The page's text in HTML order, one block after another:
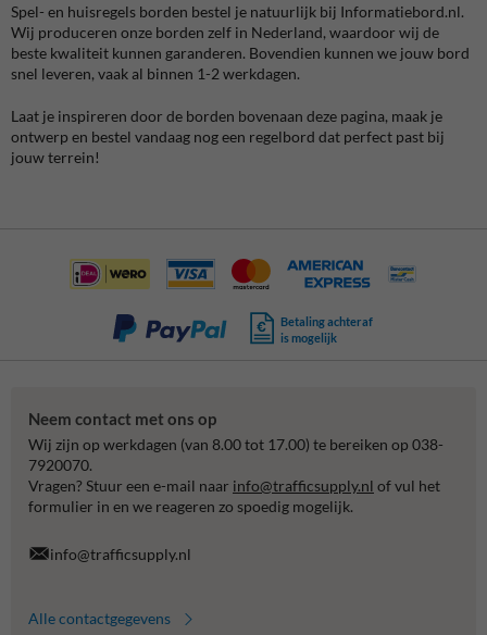
Spel- en huisregels borden bestel je natuurlijk bij Informatiebord.nl.
Wij produceren onze borden zelf in Nederland, waardoor wij de
beste kwaliteit kunnen garanderen. Bovendien kunnen we jouw bord
snel leveren, vaak al binnen 1-2 werkdagen.
Laat je inspireren door de borden bovenaan deze pagina, maak je
ontwerp en bestel vandaag nog een regelbord dat perfect past bij
jouw terrein!
Betaling achteraf
is mogelijk
Neem contact met ons op
Wij zijn op werkdagen (van 8.00 tot 17.00) te bereiken op 038-
7920070.
Vragen? Stuur een e-mail naar info@trafficsupply.nl of vul het
formulier in en we reageren zo spoedig mogelijk.
info@trafficsupply.nl
Alle contactgegevens